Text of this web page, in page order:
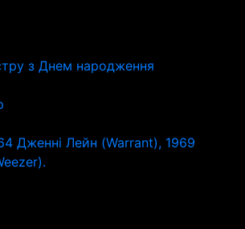
з Днем народження
Дженні Лейн (Warrant), 1969